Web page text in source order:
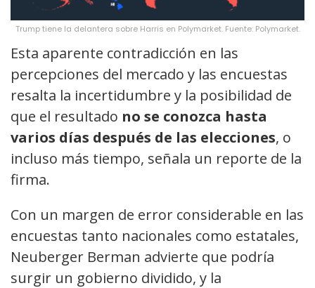
Trump tiene la delantera sobre Harris en Polymarket. Fuente: Polymarket.
Esta aparente contradicción en las
percepciones del mercado y las encuestas
resalta la incertidumbre y la posibilidad de
que el resultado no se conozca hasta
varios días después de las elecciones, o
incluso más tiempo, señala un reporte de la
firma.
Con un margen de error considerable en las
encuestas tanto nacionales como estatales,
Neuberger Berman advierte que podría
surgir un gobierno dividido, y la